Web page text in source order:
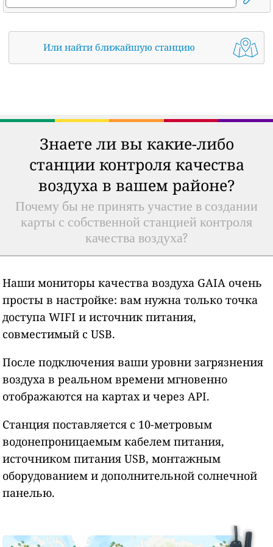
Или найти ближайшую станцию
Знаете ли вы какие-либо
станции контроля качества
воздуха в вашем районе?
Почему бы не принять участие в создании
карты с собственной станцией контроля
качества воздуха?
Наши мониторы качества воздуха GAIA очень
просты в настройке: вам нужна только точка
доступа WIFI и источник питания,
совместимый с USB.
После подключения ваши уровни загрязнения
воздуха в реальном времени мгновенно
отображаются на картах и через API.
Станция поставляется с 10-метровым
водонепроницаемым кабелем питания,
источником питания USB, монтажным
оборудованием и дополнительной солнечной
панелью.